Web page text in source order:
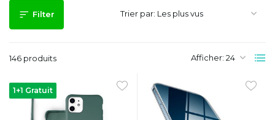
Filter
146 produits Afficher:
Trier par:
1+1 Gratuit